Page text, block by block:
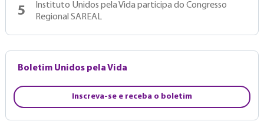
5
Instituto Unidos pela Vida participa do Congresso
Regional SAREAL
Boletim Unidos pela Vida
Inscreva-se e receba o boletim